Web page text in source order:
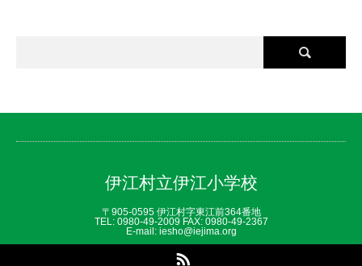
伊江村立伊江小学校
〒905-0595 伊江村字東江前364番地
TEL: 0980‐49‐2009 FAX: 0980‐49‐2367
E-mail: iesho@iejima.org